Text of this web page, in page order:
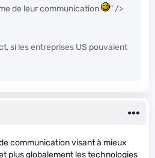
de leur communication " />
si les entreprises US pouvaient
communication visant à mieux
plus globalement les technologies